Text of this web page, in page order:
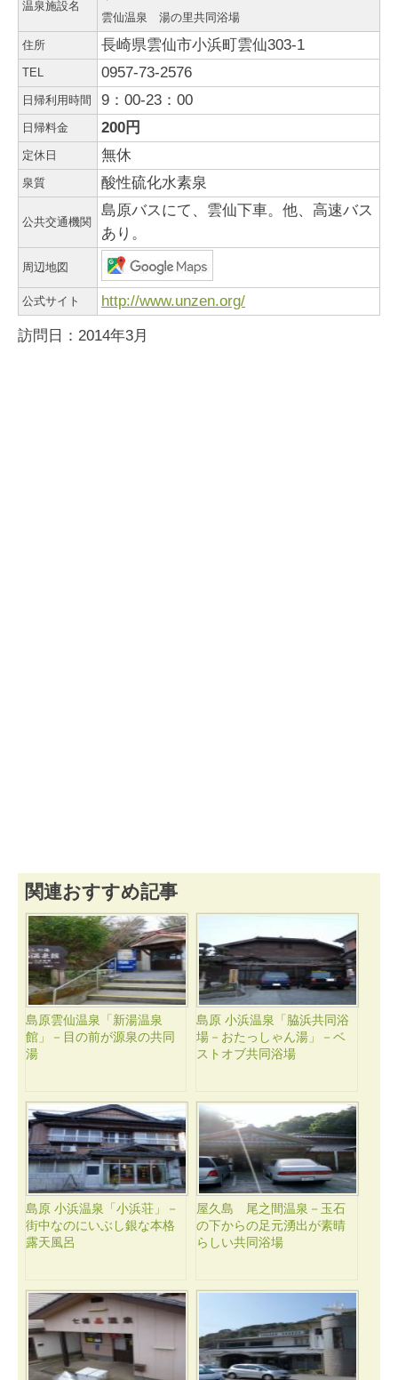
温泉施設名
雲仙温泉 湯の里共同浴場
住所 長崎県雲仙市小浜町雲仙303-1
TEL 0957-73-2576
日帰利用時間 9：00-23：00
日帰料金 200円
定休日 無休
泉質 酸性硫化水素泉
公共交通機関
島原バスにて、雲仙下車。他、高速バス
あり。
周辺地図
公式サイト http://www.unzen.org/
訪問日：2014年3月
関連おすすめ記事
島原雲仙温泉「新湯温泉
館」－目の前が源泉の共同
湯
島原 小浜温泉「脇浜共同浴
場－おたっしゃん湯」－ベ
ストオブ共同浴場
島原 小浜温泉「小浜荘」－
街中なのにいぶし銀な本格
露天風呂
屋久島 尾之間温泉－玉石
の下からの足元湧出が素晴
らしい共同浴場